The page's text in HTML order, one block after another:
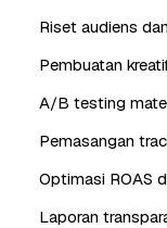
Riset audiens
Pembuatan
A/B testing
Pemasangan
Optimasi ROAS
Laporan